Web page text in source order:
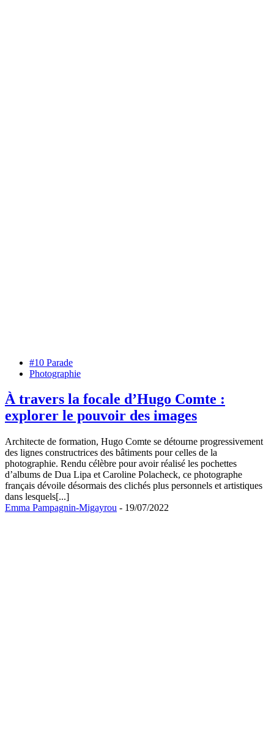
#10 Parade
Photographie
À travers la focale d’Hugo Comte :
explorer le pouvoir des images
Architecte de formation, Hugo Comte se détourne progressivement
des lignes constructrices des bâtiments pour celles de la
photographie. Rendu célèbre pour avoir réalisé les pochettes
d’albums de Dua Lipa et Caroline Polacheck, ce photographe
français dévoile désormais des clichés plus personnels et artistiques
dans lesquels[...]
Emma Pampagnin-Migayrou - 19/07/2022